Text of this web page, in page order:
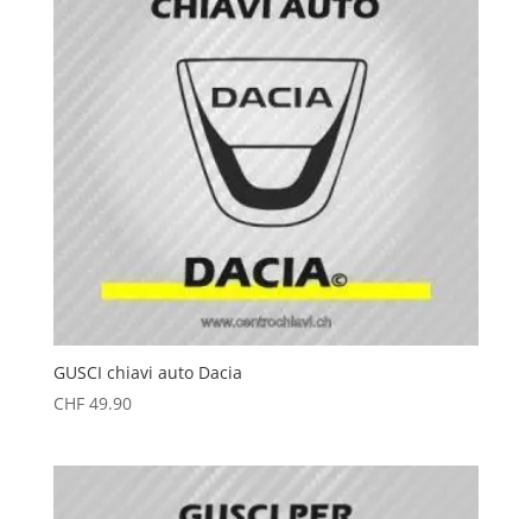
GUSCI chiavi auto Dacia
CHF49.90